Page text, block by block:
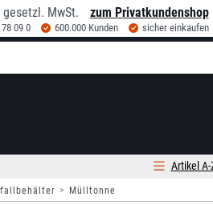
MwSt. zum Privatkundenshop
09 0 600.000 Kunden sicher einkaufen
Artikel A-
Mülltonne